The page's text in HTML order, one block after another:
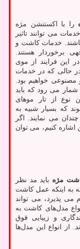
را با اکستنشن مژه
می ‌توانند تاثیر
خدمات کاشت و
برخوردار هستند.
این فرایند از موی
حالی که در خدمات
خواهیم بود.
می ‌رود که باید
نوع از تار موهای
که بسیار شبیه به
می ‌نمایند. اگر
کنیم، می‌ توان
مژه باید مد نظر
به اینکه عمل کاشت
می ‌پذیرد، می ‌تواند
مدل‌های کاشت به
و زیبایی فوق
از انواع این مدل‌ها